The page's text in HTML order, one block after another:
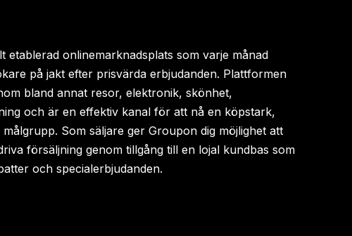
etablerad onlinemarknadsplats som varje månad
på jakt efter prisvärda erbjudanden. Plattformen
bland annat resor, elektronik, skönhet,
och är en effektiv kanal för att nå en köpstark,
Som säljare ger Groupon dig möjlighet att
försäljning genom tillgång till en lojal kundbas som
och specialerbjudanden.